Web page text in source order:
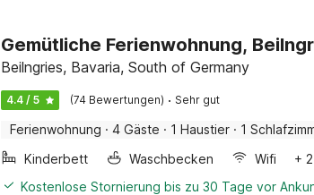
Gemütliche Ferienwohnung,
Beilngries, Bavaria, South of Germany
4.4 / 5 (74 Bewertungen) · Sehr gut
Ferienwohnung · 4 Gäste · 1 Haustier · 1
Kinderbett
Waschbecken Wifi
+
Kostenlose Stornierung bis zu 30 Tage vor